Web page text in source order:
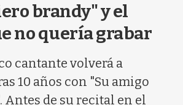
brandy" y el
no quería grabar
cantante volverá a
10 años con "Su amigo
Antes de su recital en el